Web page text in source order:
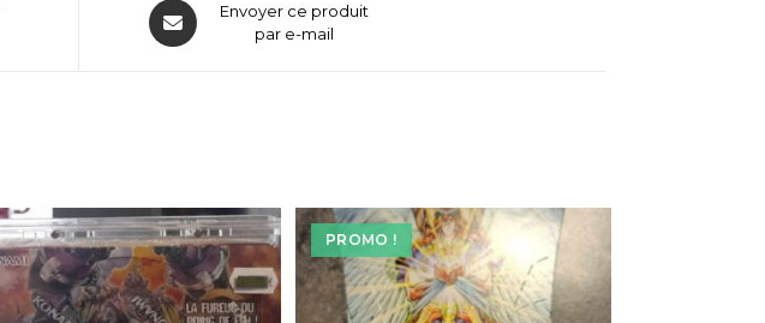
Envoyer ce produit
par e-mail
PROMO !